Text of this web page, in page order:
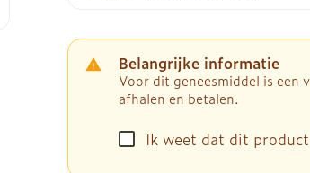
Belangrijke informatie
Voor dit geneesmiddel is een
afhalen en betalen.
Ik weet dat dit